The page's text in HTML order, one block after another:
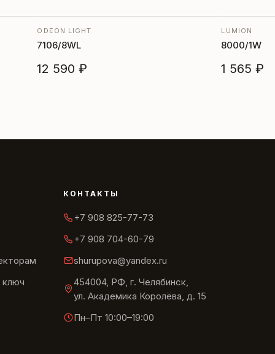
ODEON LIGHT
7106/8WL
12 590 ₽
LUMION
8000/1W
1 565 ₽
КОНТАКТЫ
+7 908 825-77-73
+7 908 704-60-79
shurupova@yandex.ru
454004, РФ, г. Челябинск,
ул. Академика Королёва, д. 15
Пн–Пт 10:00–19:00